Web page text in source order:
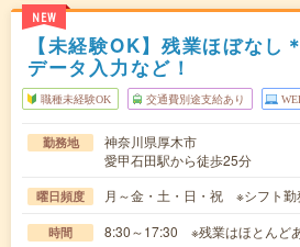
NEW
【未経験OK】残業ほぼなし
データ入力など！
職種未経験OK 交通費別途支給あり
勤務地
神奈川県厚木市
愛甲石田駅から徒歩25分
曜日頻度 月～金・土・日・祝 ※シフト勤
時間 8:30～17:30 ※残業はほとんど